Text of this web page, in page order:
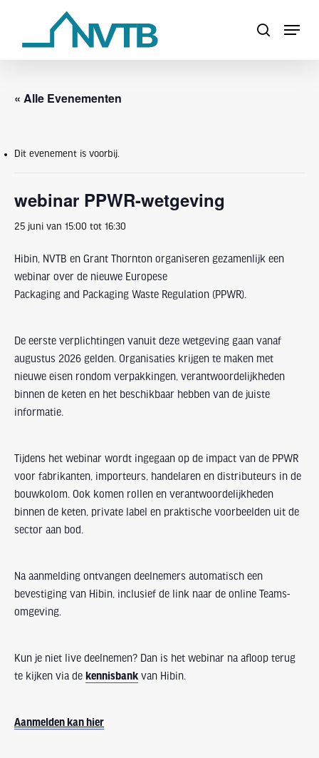
search
Menu
« Alle Evenementen
Dit evenement is voorbij.
webinar PPWR-wetgeving
25 juni van 15:00 tot 16:30
Hibin, NVTB en Grant Thornton organiseren gezamenlijk een
webinar over de nieuwe Europese
Packaging and Packaging Waste Regulation (PPWR).
De eerste verplichtingen vanuit deze wetgeving gaan vanaf
augustus 2026 gelden. Organisaties krijgen te maken met
nieuwe eisen rondom verpakkingen, verantwoordelijkheden
binnen de keten en het beschikbaar hebben van de juiste
informatie.
Tijdens het webinar wordt ingegaan op de impact van de PPWR
voor fabrikanten, importeurs, handelaren en distributeurs in de
bouwkolom. Ook komen rollen en verantwoordelijkheden
binnen de keten, private label en praktische voorbeelden uit de
sector aan bod.
Na aanmelding ontvangen deelnemers automatisch een
bevestiging van Hibin, inclusief de link naar de online Teams-
omgeving.
Kun je niet live deelnemen? Dan is het webinar na afloop terug
te kijken via de kennisbank van Hibin.
Aanmelden kan hier